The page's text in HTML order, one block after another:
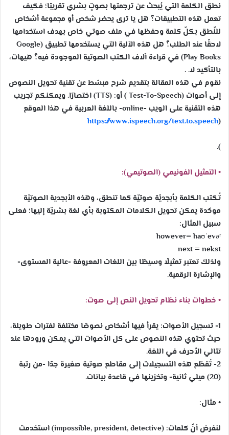
نطق الكلمة التي يُبحث عن ترجمتها بصوتٍ بشري تقريبًا؛ فكيف
تعمل هذه التطبيقات؟ هل يا ترى يحضر شخص أو مجموعة أشخاص
للنّطق بكلّ كلمة وحفظها في ملف صوتي خاص بهدف استخدامها
لاحقًا عند الطلب؟ هل هذه الآلية التي يستخدمها تطبيق (Google
Play Books) في قراءة آلاف الكتب الصوتية الموجودة فيه؟ هيهات،
بالتأكيد لا. .
نقوم في هذه المقالة بتقديم شرح مبسّط عن تقنية تحويل النصوص
إلى أصوات (Test-To-Speech ) أو: (TTS) اختصارًا. ويمكنكم تجريب
هذه التقنية على الويب -online- باللغة العربية في هذا الموقع
(
https://www.ispeech.org/text.to.speech
).
• التمثيل الفونيمي (الصوتيمي):
تُكتب الكلمة بأبجديّة صوتيّة كما تنطق، وهذه الأبجدية الصوتيّة
موحّدة يمكن تحويل الكلامات المكتوبة بأي لغة بشريّة إليها؛ فعلى
سبيل المثال:
however= haʊˈevəʳ
next = nekst
ولذلك تعتبر تمثيلًا وسيطًا بين اللغات المعروفة -عالية المستوى-
والإشارة الرقمية.
• خطوات بناء نظام تحويل النص إلى صوت:
1- تسجيل الأصوات: يقرأ فيها أشخاص نصوصًا مختلفة لفترات طويلة،
حيث تحتوي هذه النصوص على كل الأصوات التي يمكن ورودها عند
تتالي الأحرف في اللغة.
2- تُقطّع هذه التسجيلات إلى مقاطع صوتية صغيرة جدًا -من رتبة
(20) ميلي ثانية- وتخزينها في قاعدة بيانات.
• مثال:
لنفرض أنّ كلمات: (impossible, president, detective) استخدمت